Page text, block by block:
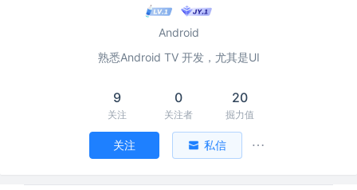
Android
熟悉Android TV 开发，尤其是UI
9
关注
0
关注者
20
掘力值
关注 私信